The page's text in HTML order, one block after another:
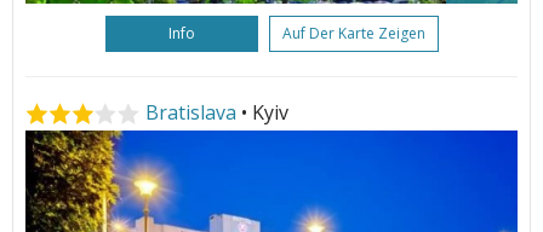
Info Auf Der Karte Zeigen
Bratislava • Kyiv